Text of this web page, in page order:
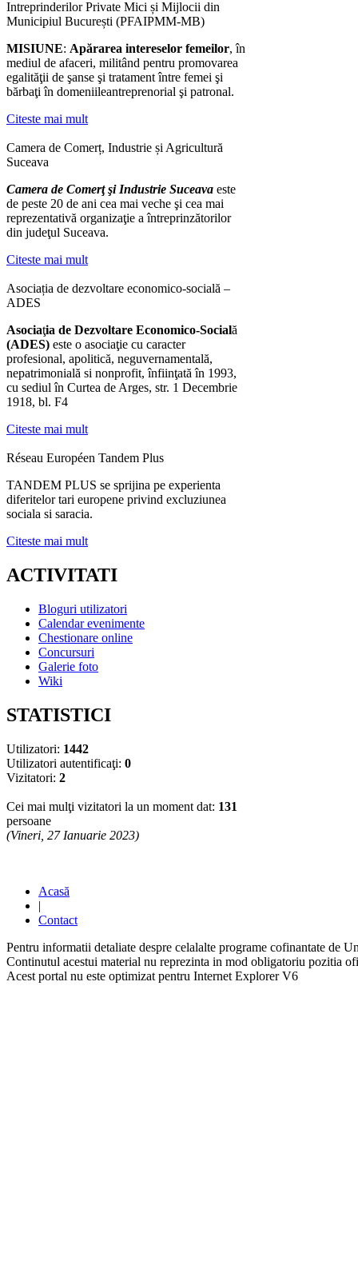
Intreprinderilor Private Mici și Mijlocii din
Municipiul București (PFAIPMM-MB)
MISIUNE: Apărarea intereselor femeilor, în
mediul de afaceri, militând pentru promovarea
egalităţii de şanse şi tratament între femei şi
bărbaţi în domeniileantreprenorial şi patronal.
Citeste mai mult
Camera de Comerț, Industrie și Agricultură
Suceava
Camera de Comerţ şi Industrie Suceava este
de peste 20 de ani cea mai veche şi cea mai
reprezentativă organizaţie a întreprinzătorilor
din judeţul Suceava.
Citeste mai mult
Asociația de dezvoltare economico-socială –
ADES
Asociaţia de Dezvoltare Economico-Socială
(ADES) este o asociaţie cu caracter
profesional, apolitică, neguvernamentală,
nepatrimonială si nonprofit, înfiinţată în 1993,
cu sediul în Curtea de Arges, str. 1 Decembrie
1918, bl. F4
Citeste mai mult
Réseau Européen Tandem Plus
TANDEM PLUS se sprijina pe experienta
diferitelor tari europene privind excluziunea
sociala si saracia.
Citeste mai mult
ACTIVITATI
Bloguri utilizatori
Calendar evenimente
Chestionare online
Concursuri
Galerie foto
Wiki
STATISTICI
Utilizatori: 1442
Utilizatori autentificaţi: 0
Vizitatori: 2
Cei mai mulţi vizitatori la un moment dat: 131
persoane
(Vineri, 27 Ianuarie 2023)
Acasă
|
Contact
Pentru informatii detaliate despre celalalte programe cofinantate de
Continutul acestui material nu reprezinta in mod obligatoriu pozitia
Acest portal nu este optimizat pentru Internet Explorer V6